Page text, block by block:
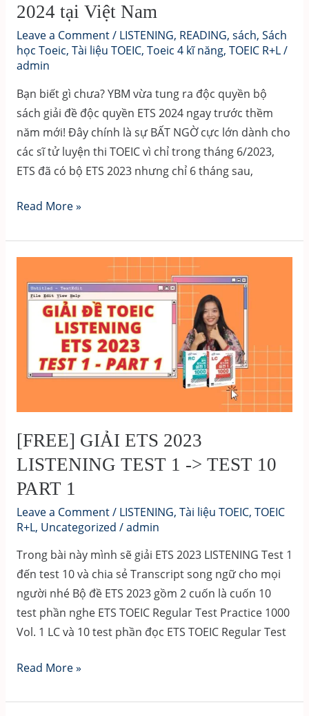
2024 tại Việt Nam
Leave a Comment/ LISTENING, READING, sách, Sách
học Toeic, Tài liệu TOEIC, Toeic 4 kĩ năng, TOEIC R+L/
admin
Bạn biết gì chưa? YBM vừa tung ra độc quyền bộ
sách giải đề độc quyền ETS 2024 ngay trước thềm
năm mới! Đây chính là sự BẤT NGỜ cực lớn dành cho
các sĩ tử luyện thi TOEIC vì chỉ trong tháng 6/2023,
ETS đã có bộ ETS 2023 nhưng chỉ 6 tháng sau,
[HOT!!!]–
CÓ
ETS
2024
Nam
Read More »
[FREE] GIẢI ETS 2023
LISTENING TEST 1 -> TEST 10
PART 1
Leave a Comment/ LISTENING, Tài liệu TOEIC, TOEIC
R+L, Uncategorized /admin
Trong bài này mình sẽ giải ETS 2023 LISTENING Test 1
đến test 10 và chia sẻ Transcript song ngữ cho mọi
người nhé Bộ đề ETS 2023 gồm 2 cuốn là cuốn 10
test phần nghe ETS TOEIC Regular Test Practice 1000
Vol. 1 LC và 10 test phần đọc ETS TOEIC Regular Test
[FREE]
ETS
Read More »